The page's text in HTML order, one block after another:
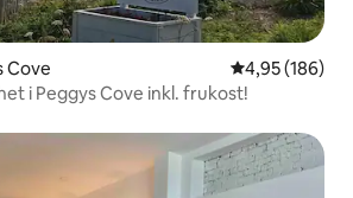
Cove 4,95 av 5 i
4,95 (186)
i Peggys Cove inkl. frukost!